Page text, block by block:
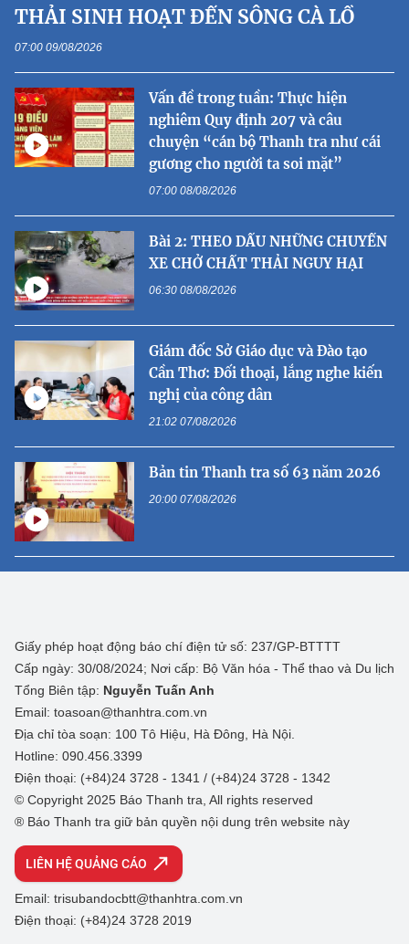
THẢI SINH HOẠT ĐẾN SÔNG CÀ LỒ
07:00 09/08/2026
Vấn đề trong tuần: Thực hiện
nghiêm Quy định 207 và câu
chuyện “cán bộ Thanh tra như cái
gương cho người ta soi mặt”
07:00 08/08/2026
Bài 2: THEO DẤU NHỮNG CHUYẾN
XE CHỞ CHẤT THẢI NGUY HẠI
06:30 08/08/2026
Giám đốc Sở Giáo dục và Đào tạo
Cần Thơ: Đối thoại, lắng nghe kiến
nghị của công dân
21:02 07/08/2026
Bản tin Thanh tra số 63 năm 2026
20:00 07/08/2026
Giấy phép hoạt động báo chí điện tử số: 237/GP-BTTTT
Cấp ngày: 30/08/2024; Nơi cấp: Bộ Văn hóa - Thể thao và Du lịch
Tổng Biên tập: Nguyễn Tuấn Anh
Email: toasoan@thanhtra.com.vn
Địa chỉ tòa soạn: 100 Tô Hiệu, Hà Đông, Hà Nội.
Hotline: 090.456.3399
Điện thoại: (+84)24 3728 - 1341 / (+84)24 3728 - 1342
© Copyright 2025 Báo Thanh tra, All rights reserved
® Báo Thanh tra giữ bản quyền nội dung trên website này
LIÊN HỆ QUẢNG CÁO
Email: trisubandocbtt@thanhtra.com.vn
Điện thoại: (+84)24 3728 2019